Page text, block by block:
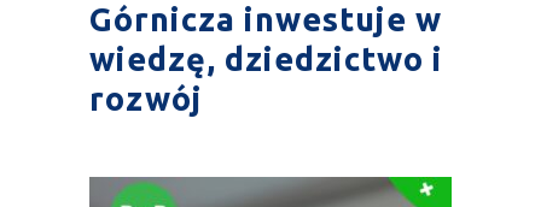
Górnicza inwestuje w
wiedzę, dziedzictwo i
rozwój